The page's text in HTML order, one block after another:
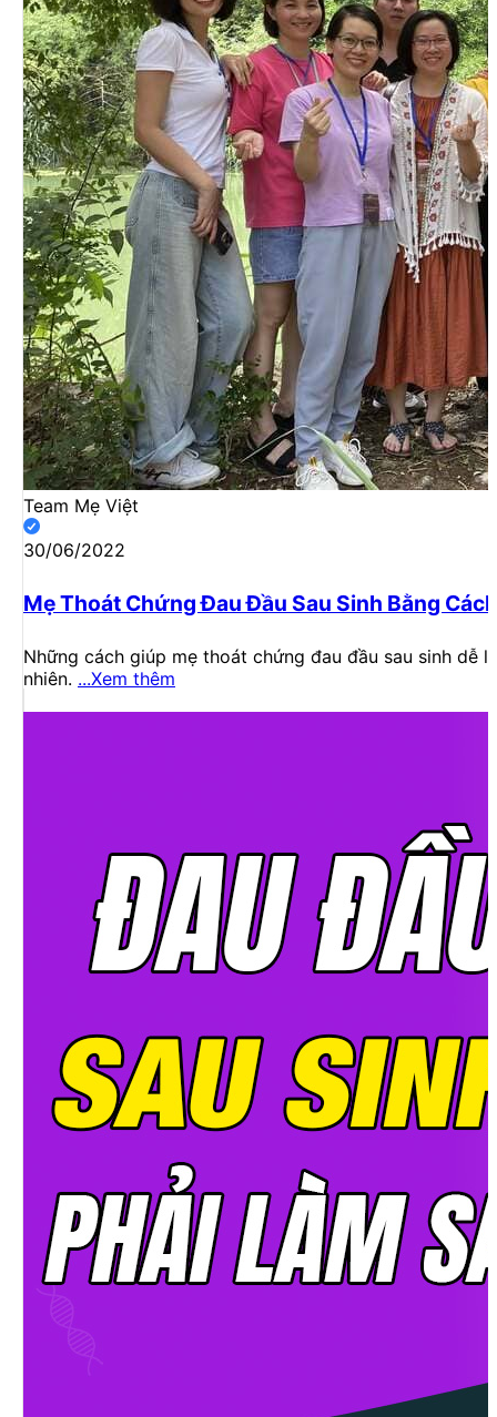
Team Mẹ Việt
30/06/2022
Mẹ Thoát Chứng Đau Đầu Sau Sinh Bằng
Những cách giúp mẹ thoát chứng đau đầu sau sinh dễ
nhiên. ...Xem thêm